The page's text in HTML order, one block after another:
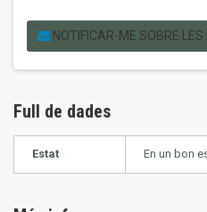
NOTIFICAR-ME SOBRE
Full de dades
Estat En un bon